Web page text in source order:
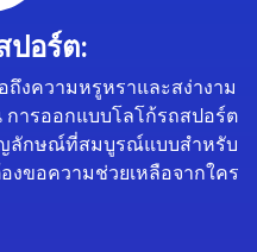
ปอร์ต:
งความหรูหราและสง่างาม
ารออกแบบโลโก้รถสปอร์ต
ลักษณ์ที่สมบูรณ์แบบสำหรับ
ขอความช่วยเหลือจากใคร